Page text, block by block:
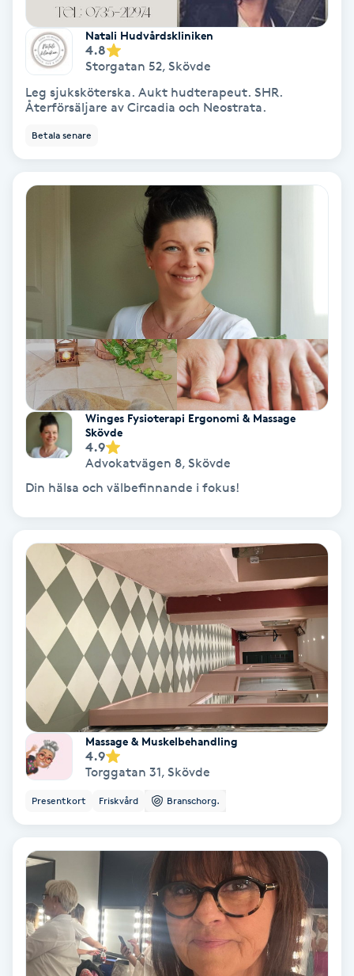
Idrottsmassage
IPL
IPL hårborttagning
Katun fransar
Kemisk peeling
Keratinbehandling
Kinesiologi
Kiropraktik
Klangmassage
Klippning
Klippning & Slingor
Klippning ungdom
Kostrådgivning
Kroppsinpackning
Kroppspeeling
Natali Hudvårdskliniken
4.8
Storgatan 52, Skövde
Leg sjuksköterska. Aukt hudterapeut. SHR.
Återförsäljare av Circadia och Neostrata.
Betala senare
Winges Fysioterapi Ergonomi & Massage
Skövde
4.9
Advokatvägen 8, Skövde
Din hälsa och välbefinnande i fokus!
Massage & Muskelbehandling
4.9
Torggatan 31, Skövde
Presentkort Friskvård Branschorg.